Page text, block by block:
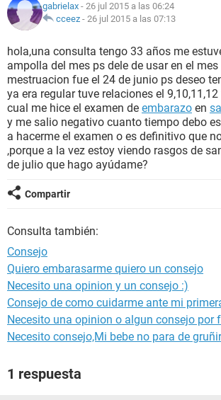
NUTRICIÓN
BIENESTAR
SEXUALIDAD
GLOSARIO
gabrielax - 26 jul 2015 a las 06:24
cceez - 26 jul 2015 a las 07:13
hola,una consulta tengo 33 años me
ampolla del mes ps dele de usar en el
mestruacion fue el 24 de junio ps deseo
ya era regular tuve relaciones el
cual me hice el examen de embarazo en
y me salio negativo cuanto tiempo debo
a hacerme el examen o es definitivo que
,porque a la vez estoy viendo rasgos de
de julio que hago ayúdame?
Compartir
Consulta también:
Consejo
Quiero embarasarme quiero un consejo
Necesito una opinion y un consejo :)
Consejo de como cuidarme ante mi
Necesito una opinion o algun consejo por
Necesito consejo,Mi bebe no para de
1 respuesta